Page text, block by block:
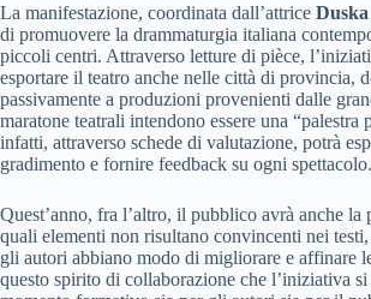
La manifestazione, coordinata dall’attrice
di promuovere la drammaturgia italiana
piccoli centri. Attraverso letture di pièce,
esportare il teatro anche nelle città di provincia,
passivamente a produzioni provenienti dalle
maratone teatrali intendono essere una
infatti, attraverso schede di valutazione, potrà
gradimento e fornire feedback su ogni spettacolo.
Quest’anno, fra l’altro, il pubblico avrà anche
quali elementi non risultano convincenti nei
gli autori abbiano modo di migliorare e affinare
questo spirito di collaborazione che l’iniziativa